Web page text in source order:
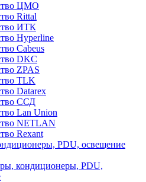
ЦМО
Rittal
ИТК
Hyperline
Cabeus
DKC
ZPAS
TLK
Datarex
ССД
Lan Union
NETLAN
Rexant
PDU, освещение
кондиционеры, PDU,